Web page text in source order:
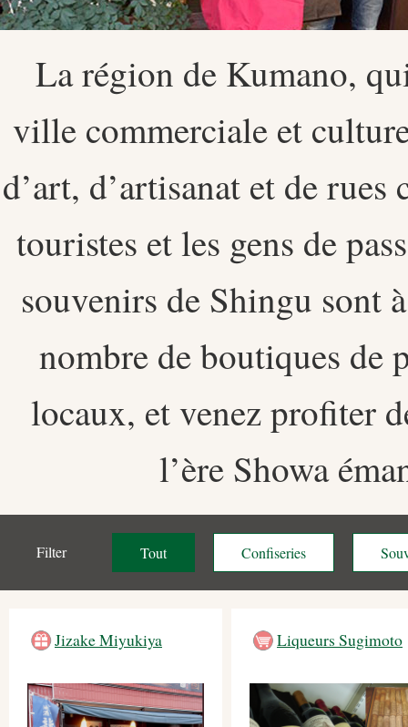
La région de Kumano,
ville commerciale et
d’art, d’artisanat et de
touristes et les gens de
souvenirs de Shingu sont
nombre de boutiques de
locaux, et venez profiter
l’ère Showa
Filter Tout Confiseries
Jizake Miyukiya Liqueurs Sugimoto